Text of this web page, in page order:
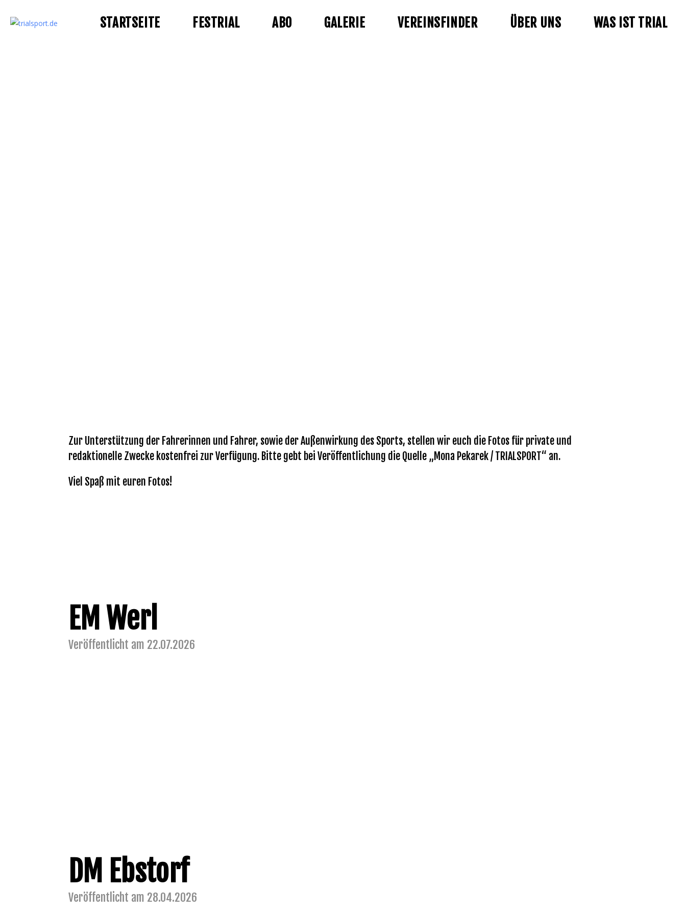
STARTSEITE FESTRIAL ABO GALERIE VEREINSFINDER ÜBER UNS WAS IST TRIAL
Zur Unterstützung der Fahrerinnen und Fahrer, sowie der Außenwirkung des Sports, stellen wir euch die Fotos für private und
redaktionelle Zwecke kostenfrei zur Verfügung. Bitte gebt bei Veröffentlichung die Quelle „Mona Pekarek / TRIALSPORT“ an.
Viel Spaß mit euren Fotos!
EM Werl
Veröffentlicht am 22.07.2026
DM Ebstorf
Veröffentlicht am 28.04.2026